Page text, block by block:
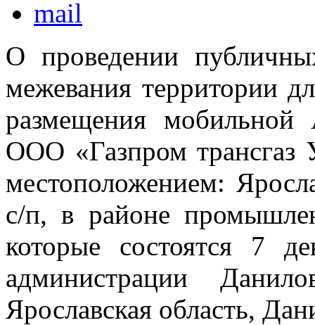
О проведении
межевания территории
размещения
ООО «Газпром трансгаз
местоположением:
с/п, в районе
которые состоятся 7
администрации
Ярославская область,